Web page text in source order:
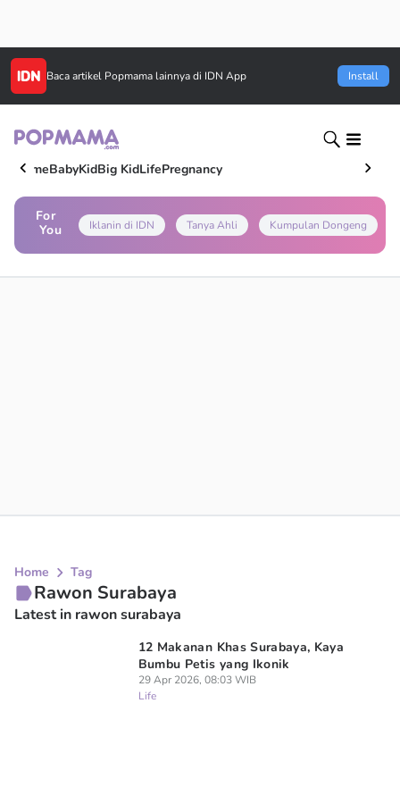
Baca artikel Popmama lainnya di IDN App Install
HomeBabyKidBig KidLifePregnancy
For
You
Iklanin di IDN Tanya Ahli Kumpulan Dongeng
Home Tag
Rawon Surabaya
Latest in rawon surabaya
12 Makanan Khas Surabaya, Kaya
Bumbu Petis yang Ikonik
29 Apr 2026, 08:03 WIB
Life